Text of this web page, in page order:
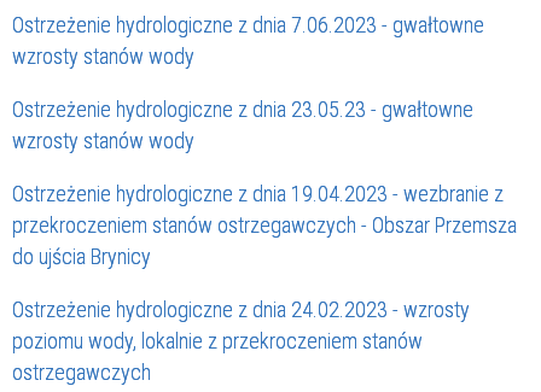
Ostrzeżenie hydrologiczne z dnia 7.06.2023 - gwałtowne
wzrosty stanów wody
Ostrzeżenie hydrologiczne z dnia 23.05.23 - gwałtowne
wzrosty stanów wody
Ostrzeżenie hydrologiczne z dnia 19.04.2023 - wezbranie z
przekroczeniem stanów ostrzegawczych - Obszar Przemsza
do ujścia Brynicy
Ostrzeżenie hydrologiczne z dnia 24.02.2023 - wzrosty
poziomu wody, lokalnie z przekroczeniem stanów
ostrzegawczych